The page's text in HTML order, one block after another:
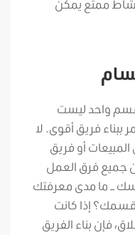
ممتع يمكن
قسم واحد ليست
ببناء فريق أقوى. لا
أو فريق
جميع فرق العمل
– ما مدى معرفتك
إذا كانت
فإن بناء الفريق